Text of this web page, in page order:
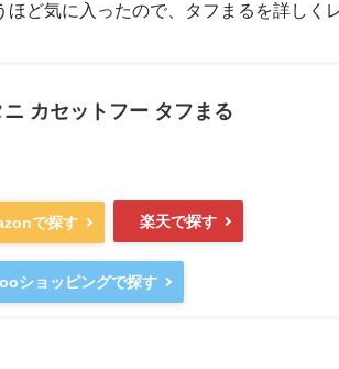
ど気に入ったので、タフまるを詳しく
ニ カセットフー タフまる
で探す 楽天で探す
ショッピングで探す